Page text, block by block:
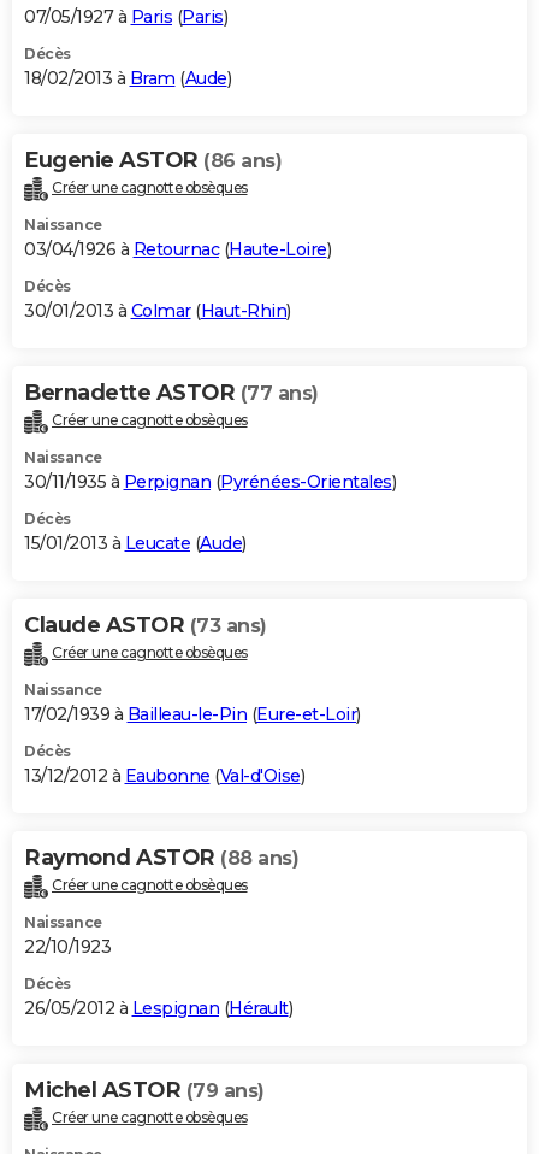
07/05/1927 à Paris (Paris)
Décès
18/02/2013 à Bram (Aude)
Eugenie ASTOR (86 ans)
Créer une cagnotte obsèques
Naissance
03/04/1926 à Retournac(Haute-Loire)
Décès
30/01/2013 à Colmar(Haut-Rhin)
Bernadette ASTOR (77 ans)
Créer une cagnotte obsèques
Naissance
30/11/1935 à Perpignan (Pyrénées-Orientales)
Décès
15/01/2013 à Leucate (Aude)
Claude ASTOR (73 ans)
Créer une cagnotte obsèques
Naissance
17/02/1939 à Bailleau-le-Pin (Eure-et-Loir)
Décès
13/12/2012 à Eaubonne (Val-d'Oise)
Raymond ASTOR (88 ans)
Créer une cagnotte obsèques
Naissance
22/10/1923
Décès
26/05/2012 à Lespignan (Hérault)
Michel ASTOR (79 ans)
Créer une cagnotte obsèques